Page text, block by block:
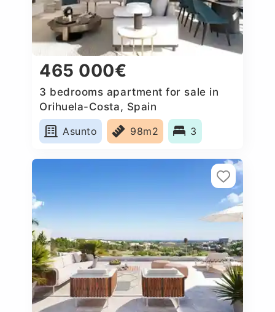
465 000€
3 bedrooms apartment for sale in
Orihuela-Costa, Spain
Asunto
98m2 3